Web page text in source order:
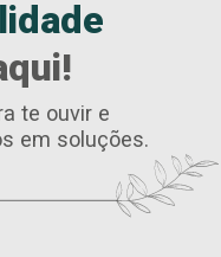
te ouvir e
em soluções.